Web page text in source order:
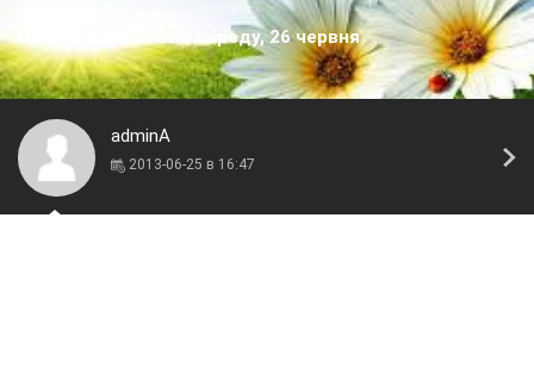
Погода в Україні на середу, 26 червня
adminA
2013-06-25 в 16:47